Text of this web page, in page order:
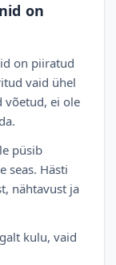
on
on piiratud
vaid ühel
võetud, ei ole
püsib
seas. Hästi
nähtavust ja
kulu, vaid